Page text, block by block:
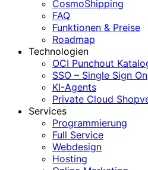
CosmoShipping
FAQ
Funktionen & Preise
Roadmap
Technologien
OCI Punchout
SSO – Single Sign On
KI-Agents
Private Cloud
Services
Programmierung
Full Service
Webdesign
Hosting